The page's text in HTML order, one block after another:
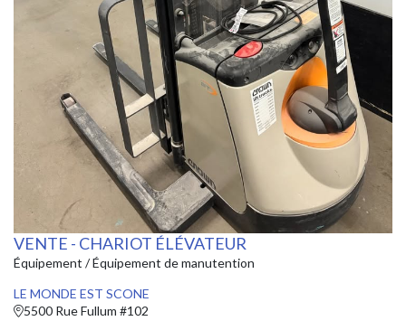
VENTE - CHARIOT ÉLÉVATEUR
Équipement / Équipement de manutention
LE MONDE EST SCONE
5500 Rue Fullum #102